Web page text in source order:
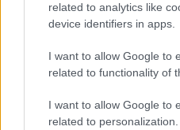
related to analytics like
device identifiers in apps.
I want to allow Google to
related to functionality of
I want to allow Google to
related to personalization.
Την ακολούθησε μέχρι
είχε μπει στην πυλωτή